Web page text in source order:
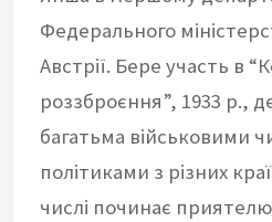
Федерального
Австрії. Бере участь в
роззброєння”, 1933 р.,
багатьма військовими
політиками з різних
числі починає